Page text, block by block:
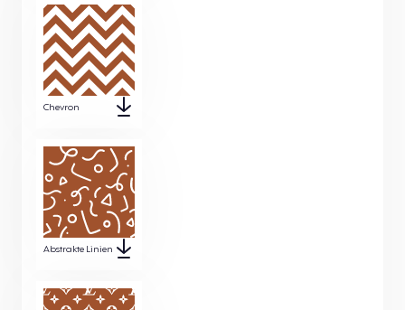
Chevron
Abstrakte Linien